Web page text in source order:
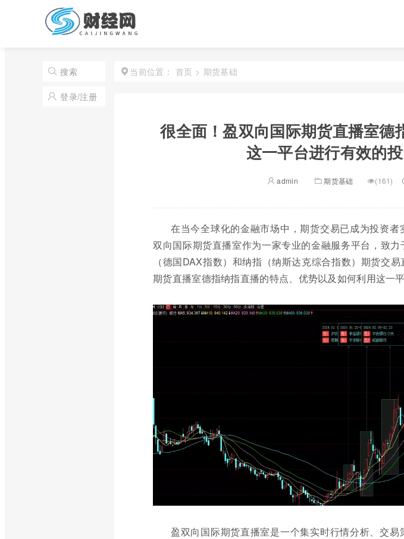
搜索
登录/注册
当前位置： 首页 > 期货基础
很全面！盈双向国际期货直播室德
这一平台进行有效的
admin 期货基础 (161)
在当今全球化的金融市场中，期货交易已成为投资
双向国际期货直播室作为一家专业的金融服务平台，致
（德国DAX指数）和纳指（纳斯达克综合指数）期货交
期货直播室德指纳指直播的特点、优势以及如何利用这一
盈双向国际期货直播室是一个集实时行情分析、交